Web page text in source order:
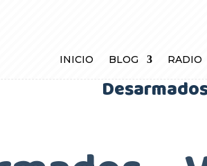
INICIO BLOG RADIO